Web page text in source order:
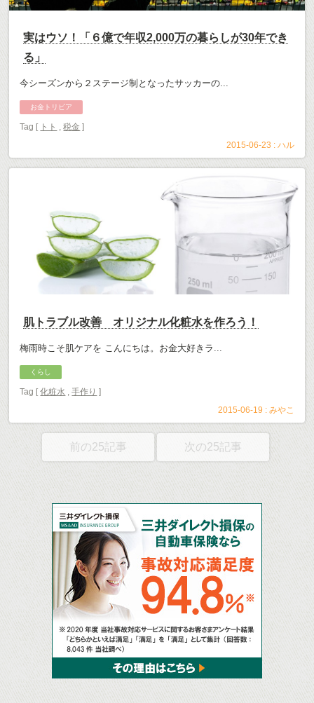
実はウソ！「６億で年収2,000万の暮らしが30年でき
る」
今シーズンから２ステージ制となったサッカーの...
お金トリビア
Tag [ トト ,税金 ]
2015-06-23 : ハル
肌トラブル改善 オリジナル化粧水を作ろう！
梅雨時こそ肌ケアを こんにちは。お金大好きラ...
くらし
Tag [化粧水 ,手作り ]
2015-06-19 : みやこ
前の25記事 次の25記事